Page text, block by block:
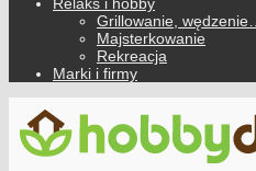
Grillowanie, wędzenie…
Majsterkowanie
Rekreacja
Marki i firmy